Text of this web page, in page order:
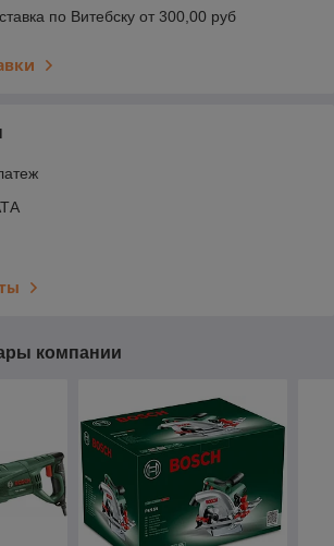
по Витебску от 300,00 руб
компании